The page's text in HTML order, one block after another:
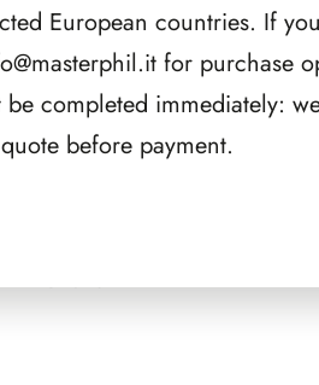
PAGINE 6
European countries. If
for purchase
completed immediately:
before payment.